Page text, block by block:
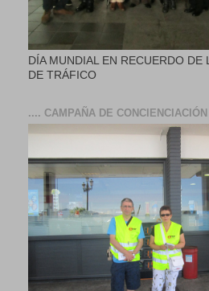
DÍA MUNDIAL EN RECUERDO DE
DE TRÁFICO
.... CAMPAÑA DE